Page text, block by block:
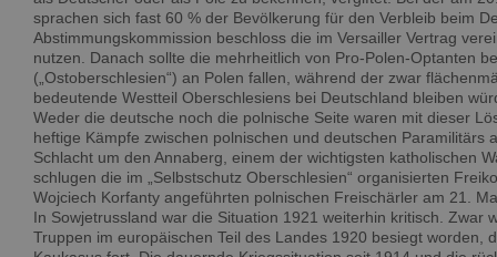
sprachen sich fast 60 % der Bevölkerung für den Verbleib beim
Abstimmungskommission beschloss die im Versailler Vertrag
nutzen. Danach sollte die mehrheitlich von Pro-Polen-Optanten
(„Ostoberschlesien“) an Polen fallen, während der zwar
bedeutende Westteil Oberschlesiens bei Deutschland bleiben
Weder die deutsche noch die polnische Seite waren mit dieser
heftige Kämpfe zwischen polnischen und deutschen Paramilitärs
Schlacht um den Annaberg, einem der wichtigsten katholischen
schlugen die im „Selbstschutz Oberschlesien“ organisierten
Wojciech Korfanty angeführten polnischen Freischärler am 21.
In Sowjetrussland war die Situation 1921 weiterhin kritisch. Zwar
Truppen im europäischen Teil des Landes 1920 besiegt worden,